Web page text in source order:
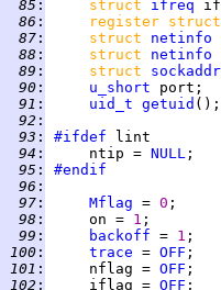
  85
: struct ifreq
  86
:
register
  87
: struct netinfo
  88
: struct netinfo
  89
: struct
  90
: u_short
  91
: uid_t getuid
  92
:
  93
: #ifdef
  94
:
     ntip =
NULL
  95
:
#endif
  96
:
  97
: Mflag = 0
  98
:
     on =
1
  99
: backoff = 1
100 : trace = OFF
101 :
     nflag =
OFF
102 :
     iflag =
OFF